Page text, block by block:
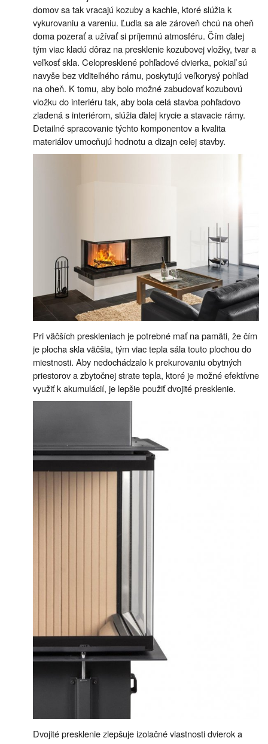
domov sa tak vracajú kozuby a kachle, ktoré slúžia k
vykurovaniu a vareniu. Ľudia sa ale zároveň chcú na oheň
doma pozerať a užívať si príjemnú atmosféru. Čím ďalej
tým viac kladú dôraz na presklenie kozubovej vložky, tvar a
veľkosť skla. Celopresklené pohľadové dvierka, pokiaľ sú
navyše bez viditeľného rámu, poskytujú veľkorysý pohľad
na oheň. K tomu, aby bolo možné zabudovať kozubovú
vložku do interiéru tak, aby bola celá stavba pohľadovo
zladená s interiérom, slúžia ďalej krycie a stavacie rámy.
Detailné spracovanie týchto komponentov a kvalita
materiálov umocňujú hodnotu a dizajn celej stavby.
Pri väčších preskleniach je potrebné mať na pamäti, že čím
je plocha skla väčšia, tým viac tepla sála touto plochou do
miestnosti. Aby nedochádzalo k prekurovaniu obytných
priestorov a zbytočnej strate tepla, ktoré je možné efektívne
využiť k akumulácií, je lepšie použiť dvojité presklenie.
Dvojité presklenie zlepšuje izolačné vlastnosti dvierok a